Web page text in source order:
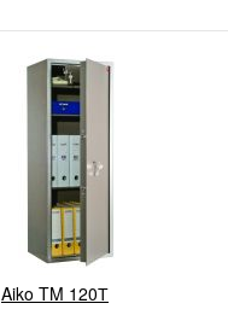
Aiko TM 120Т